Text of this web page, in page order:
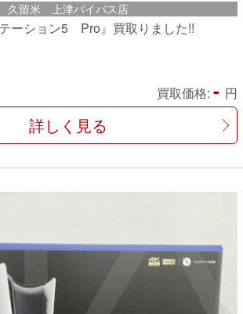
久留米 上津バイパス店
ーション5 Pro』買取りました!!
買取価格: - 円
詳しく見る